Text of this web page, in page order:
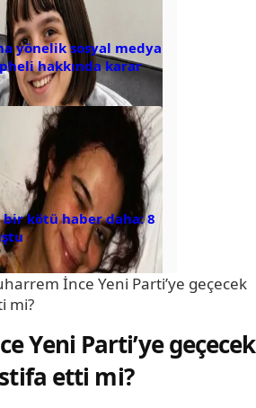
yönelik sosyal medya
hakkında karar
bir kötü haber daha: 8
İnce Yeni Parti’ye geçecek
mi?
Yeni Parti’ye geçecek
etti mi?